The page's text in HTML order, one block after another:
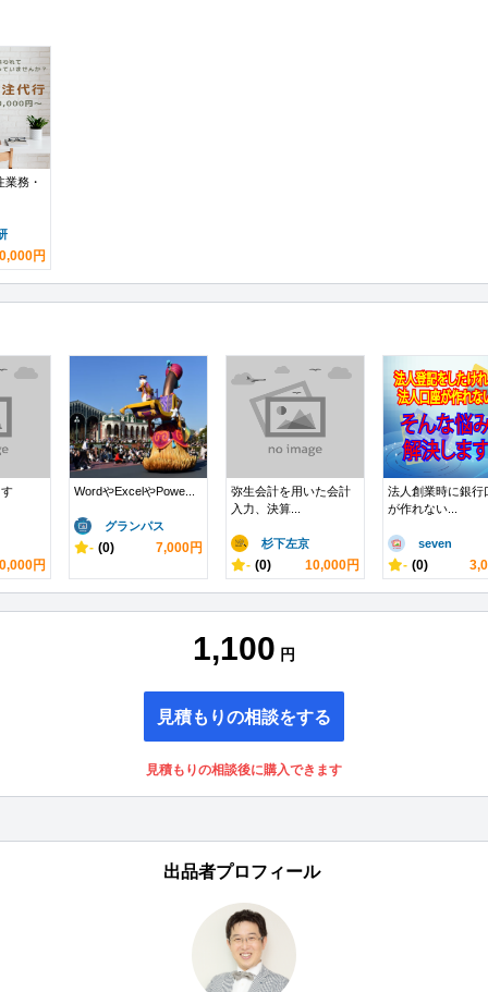
業務・
円
円
WordやExcelやPowe...
グランパス
- (0) 7,000円
弥生会計を用いた会計
入力、決算...
杉下左京
- (0) 10,000円
法人創業時に銀行
が作れない...
seven
- (0)
1,100 円
見積もりの相談をする
見積もりの相談後に購入できます
出品者プロフィール